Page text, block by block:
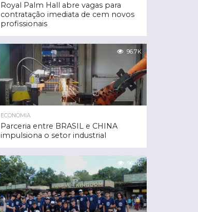
Royal Palm Hall abre vagas para
contratação imediata de cem novos
profissionais
96.7K
ECONOMIA
Parceria entre BRASIL e CHINA
impulsiona o setor industrial
96.3K